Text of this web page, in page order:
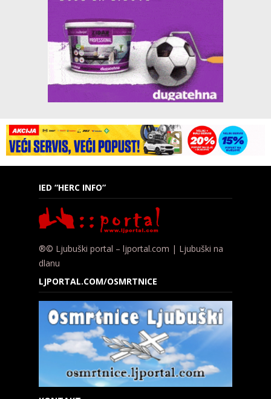
IED “HERC INFO”
®© Ljubuški portal – ljportal.com | Ljubuški na
dlanu
LJPORTAL.COM/OSMRTNICE